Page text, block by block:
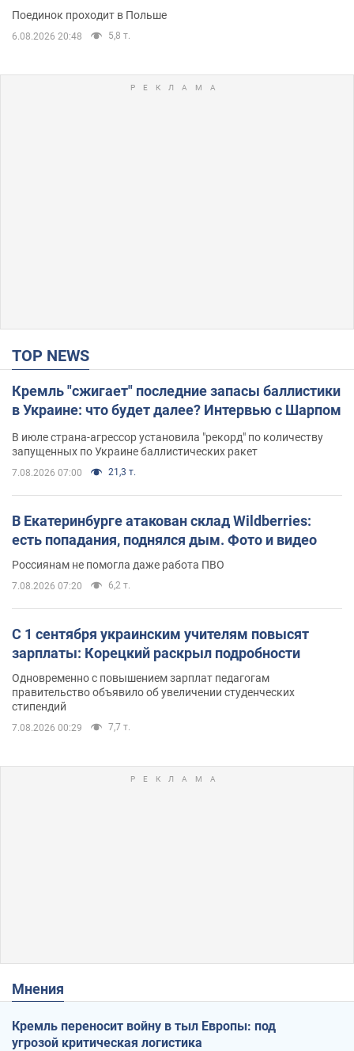
Поединок проходит в Польше
6.08.2026 20:48 5,8 т.
TOP NEWS
Кремль "сжигает" последние запасы баллистики
в Украине: что будет далее? Интервью с Шарпом
В июле страна-агрессор установила "рекорд" по количеству
запущенных по Украине баллистических ракет
7.08.2026 07:00 21,3 т.
В Екатеринбурге атакован склад Wildberries:
есть попадания, поднялся дым. Фото и видео
Россиянам не помогла даже работа ПВО
7.08.2026 07:20 6,2 т.
С 1 сентября украинским учителям повысят
зарплаты: Корецкий раскрыл подробности
Одновременно с повышением зарплат педагогам
правительство объявило об увеличении студенческих
стипендий
7.08.2026 00:29 7,7 т.
Мнения
Кремль переносит войну в тыл Европы: под
угрозой критическая логистика